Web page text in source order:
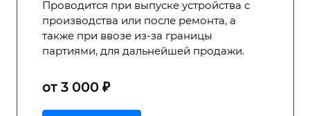
Проводится при выпуске устройства с
производства или после ремонта, а
также при ввозе из-за границы
партиями, для дальнейшей продажи.
от 3 000 ₽